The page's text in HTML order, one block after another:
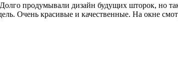
продумывали дизайн будущих шторок, но
Очень красивые и качественные. На окне